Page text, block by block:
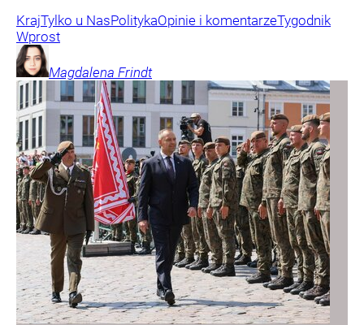
KrajTylko u NasPolitykaOpinie i komentarzeTygodnik
Wprost
Magdalena Frindt